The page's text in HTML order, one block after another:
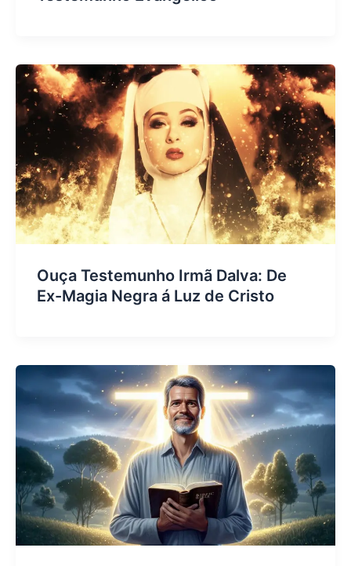
Ouça Testemunho Irmã Dalva: De
Ex-Magia Negra á Luz de Cristo